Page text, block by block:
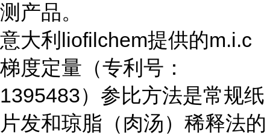
测产品。
意大利liofilchem提供的m.i.c
梯度定量（专利号：
1395483）参比方法是常规纸
片发和琼脂（肉汤）稀释法的